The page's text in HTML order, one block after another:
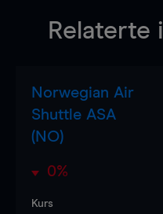
Relaterte
Norwegian Air
Shuttle ASA
(NO)
0%
Kurs